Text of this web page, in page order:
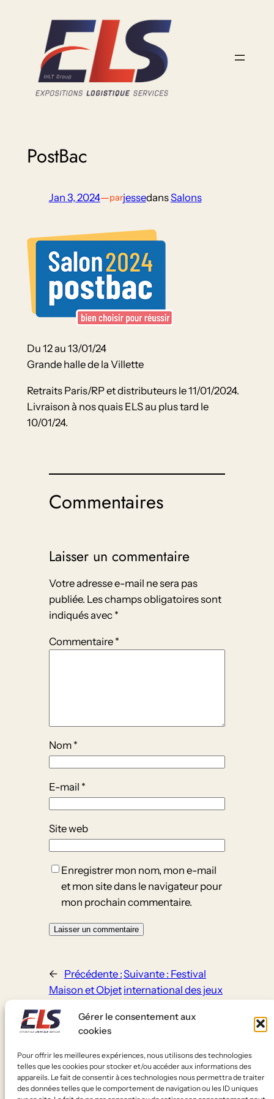
Gérer le consentement aux
cookies
Pour offrir les meilleures expériences, nous utilisons des technologies
telles que les cookies pour stocker et/ou accéder aux informations des
appareils. Le fait de consentir à ces technologies nous permettra de traiter
des données telles que le comportement de navigation ou les ID uniques
PostBac
Jan 3, 2024—parjessedansSalons
Du 12 au 13/01/24
Grande halle de la Villette
Retraits Paris/RP et distributeurs le 11/01/2024.
Livraison à nos quais ELS au plus tard le
10/01/24.
Commentaires
Laisser un commentaire
Votre adresse e-mail ne sera pas
publiée. Les champs obligatoires sont
indiqués avec *
Commentaire *
Nom *
E-mail *
Site web
Enregistrer mon nom, mon e-mail
et mon site dans le navigateur pour
mon prochain commentaire.
←
Précédente :
Maison et Objet
Suivante : Festival
international des jeux